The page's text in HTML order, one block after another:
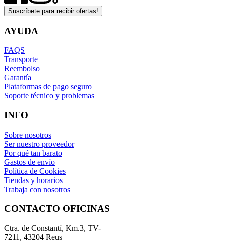
Suscríbete para recibir ofertas!
AYUDA
FAQS
Transporte
Reembolso
Garantía
Plataformas de pago seguro
Soporte técnico y problemas
INFO
Sobre nosotros
Ser nuestro proveedor
Por qué tan barato
Gastos de envío
Política de Cookies
Tiendas y horarios
Trabaja con nosotros
CONTACTO OFICINAS
Ctra. de Constantí, Km.3, TV-
7211, 43204 Reus